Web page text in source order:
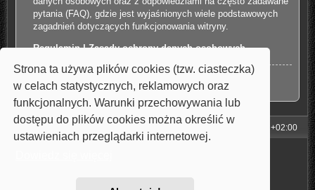
Strona ta używa plików cookies (tzw. ciasteczka)
w celach statystycznych, reklamowych oraz
funkcjonalnych. Warunki przechowywania lub
dostępu do plików cookies można określić w
ustawieniach przeglądarki internetowej.
pytania (FAQ), gdzie jest wyjaśnionych wiele podstawowych
zagadnień dotyczących funkcjonowania witryny.
Regulamin|Zasady ochrony danych osobowych
Zarejestruj się
Strona główna UTC+02:00